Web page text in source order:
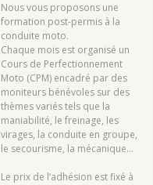
Nous vous proposons une
formation post-permis à la
conduite moto.
Chaque mois est organisé un
Cours de Perfectionnement
Moto (CPM) encadré par des
moniteurs bénévoles sur des
thèmes variés tels que la
maniabilité, le freinage, les
virages, la conduite en groupe,
le secourisme, la mécanique…
Le prix de l’adhésion est fixé à